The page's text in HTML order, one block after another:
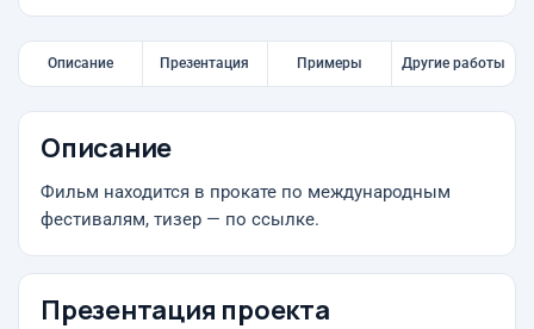
Описание Презентация Примеры Другие работы
Описание
Фильм находится в прокате по международным
фестивалям, тизер — по ссылке.
Презентация проекта